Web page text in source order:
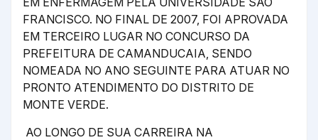
FRANCISCO. NO FINAL DE 2007, FOI APROVADA
EM TERCEIRO LUGAR NO CONCURSO DA
PREFEITURA DE CAMANDUCAIA, SENDO
NOMEADA NO ANO SEGUINTE PARA ATUAR NO
PRONTO ATENDIMENTO DO DISTRITO DE
MONTE VERDE.
AO LONGO DE SUA CARREIRA NA